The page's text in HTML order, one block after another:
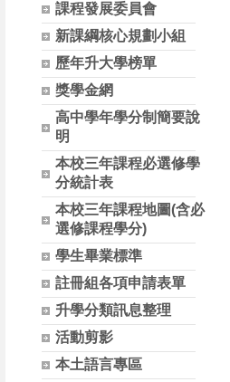
課程發展委員會
新課綱核心規劃小組
歷年升大學榜單
獎學金網
高中學年學分制簡要說
明
本校三年課程必選修學
分統計表
本校三年課程地圖(含必
選修課程學分)
學生畢業標準
註冊組各項申請表單
升學分類訊息整理
活動剪影
本土語言專區